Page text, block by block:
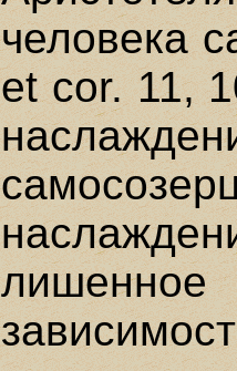
человека
et cor. 11,